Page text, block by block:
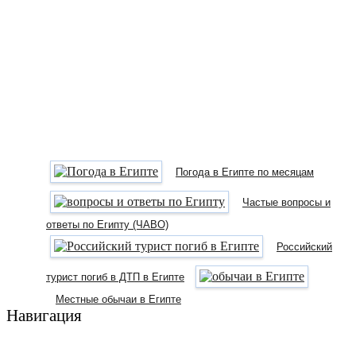
Погода в Египте по месяцам
Частые вопросы и
ответы по Египту (ЧАВО)
Российский
турист погиб в ДТП в Египте
Местные обычаи в Египте
Навигация